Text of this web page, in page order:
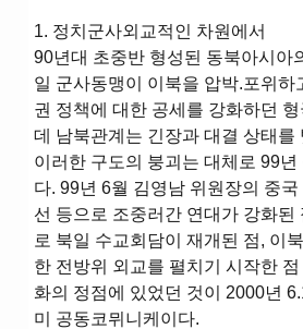
1. 정치군사외교적인 차원에서
90년대 초중반 형성된 동북아시아
일 군사동맹이 이북을 압박.포위하
권 정책에 대한 공세를 강화하던
데 남북관계는 긴장과 대결 상태를
이러한 구도의 붕괴는 대체로 99년
다. 99년 6월 김영남 위원장의 중국
선 등으로 조중러간 연대가 강화된
로 북일 수교회담이 재개된 점, 이
한 전방위 외교를 펼치기 시작한
화의 정점에 있었던 것이 2000년
미 공동코뮈니케이다.